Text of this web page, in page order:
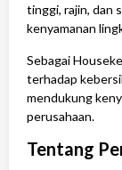
tinggi, rajin, dan
kenyamanan
Sebagai
terhadap
mendukung
perusahaan.
Tentang